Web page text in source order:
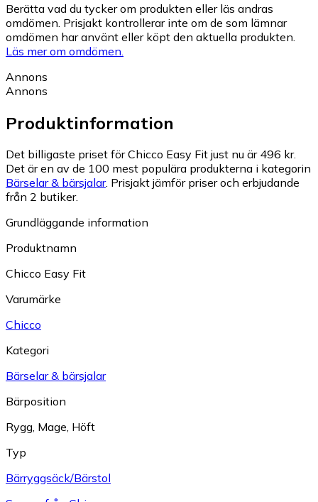
Berätta vad du tycker om produkten eller läs andras
omdömen. Prisjakt kontrollerar inte om de som lämnar
omdömen har använt eller köpt den aktuella produkten.
Läs mer om omdömen.
Annons
Annons
Produktinformation
Det billigaste priset för Chicco Easy Fit just nu är 496 kr.
Det är en av de 100 mest populära produkterna i kategorin
Bärselar & bärsjalar. Prisjakt jämför priser och erbjudande
från 2 butiker.
Grundläggande information
Produktnamn
Chicco Easy Fit
Varumärke
Chicco
Kategori
Bärselar & bärsjalar
Bärposition
Rygg, Mage, Höft
Typ
Bärryggsäck/Bärstol